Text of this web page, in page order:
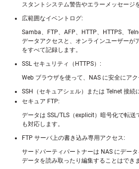
スタントシステム警告やエラーメッセージ
広範囲なイベントログ:
Samba、FTP、AFP、HTTP、HTTPS、
データアクセスと、オンラインユーザーが
をすべて記録します。
SSL セキュリティ（HTTPS）:
Web ブラウザを使って、NAS に安全にアク
SSH（セキュアシェル）または Telnet 接
セキュア FTP:
データは SSL/TLS（explicit）暗号化で転
も対応します。
FTP サーバ上の書き込み専用アクセス:
サードパーティパートナーは NAS にデー
データを読み取ったり編集することはでき